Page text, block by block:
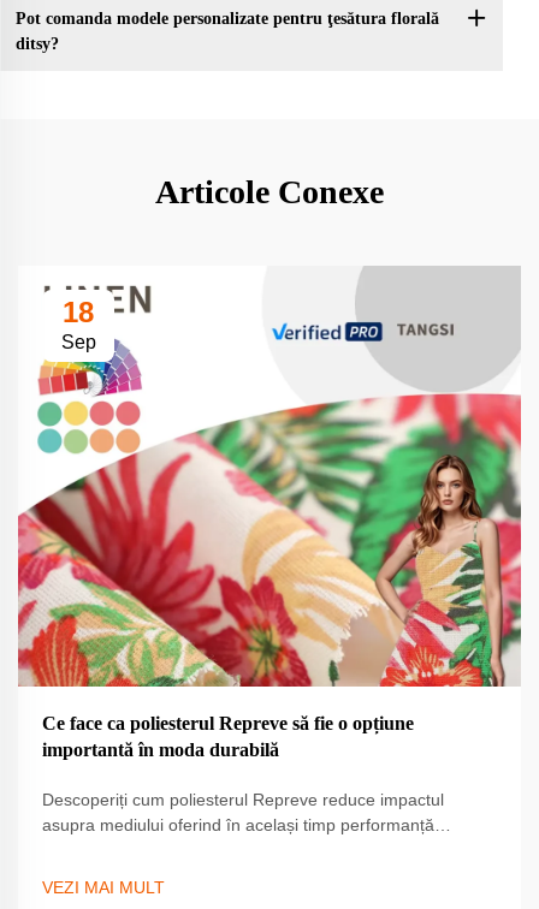
Pot comanda modele personalizate pentru ţesătura florală
ditsy?
Articole Conexe
18
Sep
Ce face ca poliesterul Repreve să fie o opțiune
importantă în moda durabilă
Descoperiți cum poliesterul Repreve reduce impactul
asupra mediului oferind în același timp performanță
VEZI MAI MULT